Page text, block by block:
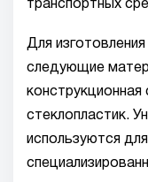
транспортных
Для
следующие
стеклопластик.
используются